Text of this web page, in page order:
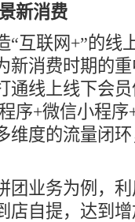
新消费
联网+”的线
新消费时期的
通线上线下会
序+微信小程
维度的流量闭
业务为例，利
店自提，达到